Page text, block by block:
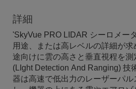
詳細
'SkyVue PRO LIDAR シーロメー
用途、または高レベルの詳細が求
途向けに雲の高さと垂直視程を
(LIght Detection And Ranging) 技
器は高速で低出力のレーザーパ